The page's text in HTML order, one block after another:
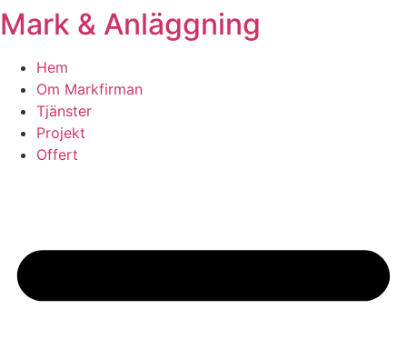
Skip
to
content
Mark & Anläggning
Hem
Om Markfirman
Tjänster
Projekt
Offert